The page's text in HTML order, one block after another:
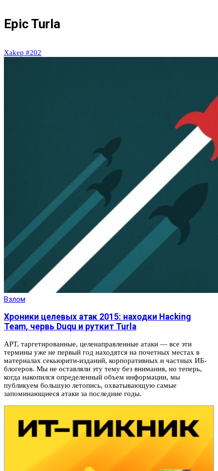
Epic Turla
Xakep #202
Взлом
Хроники целевых атак 2015: находки Hacking
Team, червь Duqu и руткит Turla
APT, таргетированные, целенаправленные атаки — все эти
термины уже не первый год находятся на почетных местах в
материалах секьюрити-изданий, корпоративных и частных ИБ-
блогеров. Мы не оставляли эту тему без внимания, но теперь,
когда накопился определенный объем информации, мы
публикуем большую летопись, охватывающую самые
запоминающиеся атаки за последние годы.